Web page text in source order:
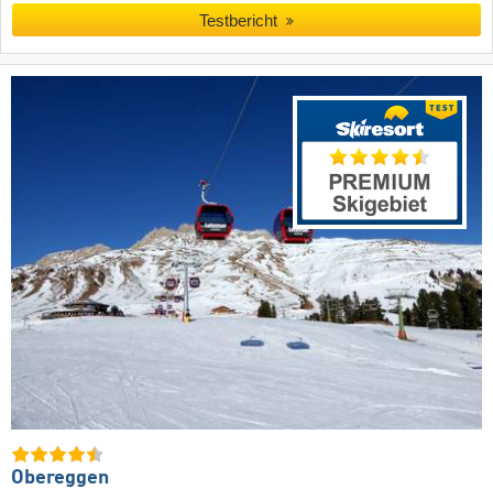
Testbericht
Obereggen